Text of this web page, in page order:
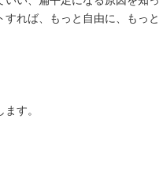
れば、もっと自由に、もっと
す。